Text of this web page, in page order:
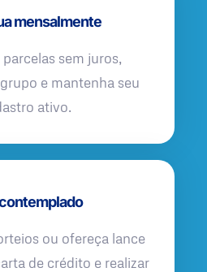
mensalmente
parcelas sem juros,
e mantenha seu
ativo.
ou ofereça lance
de crédito e realizar